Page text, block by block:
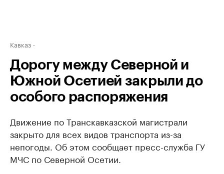
Кавказ
Дорогу между Северной и
Южной Осетией закрыли до
особого распоряжения
Движение по Транскавказской магистрали
закрыто для всех видов транспорта из-за
непогоды. Об этом сообщает пресс-служба ГУ
МЧС по Северной Осетии.